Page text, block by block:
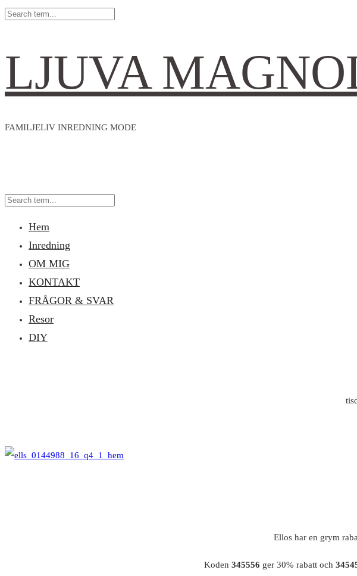
LJUVA
FAMILJELIV INREDNING MODE
Hem
Inredning
OM MIG
KONTAKT
FRÅGOR & SVAR
Resor
DIY
Ellos har en grym
Koden 345556 ger 30% rabatt och